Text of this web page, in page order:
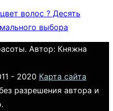
волос ? Десять
выбора
Автор: Княжна
- 2020 Карта сайта
разрешения автора и